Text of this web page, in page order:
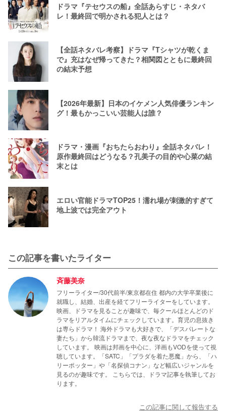
ドラマ『テセウスの船』全話あらすじ・ネタバ
レ！最終回で明かされる犯人とは？
【全話ネタバレ考察】ドラマ『Tシャツが乾くま
で』充はなぜ帰ってきた？相関図とともに最終回
の結末予想
【2026年最新】日本のイケメン人気俳優ランキン
グ！最もかっこいい芸能人は誰？
ドラマ・漫画『おちたらおわり』全話ネタバレ！
原作最終回はどうなる？孔美子の目的や心菜の結
末とは
エロい官能ドラマTOP25！濡れ場が刺激的すぎて
地上波では完全アウト
この記事を書いたライター
斉藤美奈
フリーライター/30代前半/東京都在住 都内の大学卒業後に
就職し、結婚、出産を経てフリーライターをしています。
映画、ドラマを見ることが趣味で、毎クールほとんどのド
ラマをリアルタイムにチェックしています。育児の息抜き
は専らドラマ！ 海外ドラマも大好きで、「デスパレートな
妻たち」から韓流ドラマまで、夜な夜なドラマをチェック
しています。 映画は邦画を中心に、洋画もVODを使って視
聴しています。「SATC」「プラダを着た悪魔」から、「ハ
リーポッター」や「名探偵コナン」など幅広いジャンルを
見るのが趣味です。 こちらでは、ドラマ記事を執筆してお
ります。
この記事に関して報告する